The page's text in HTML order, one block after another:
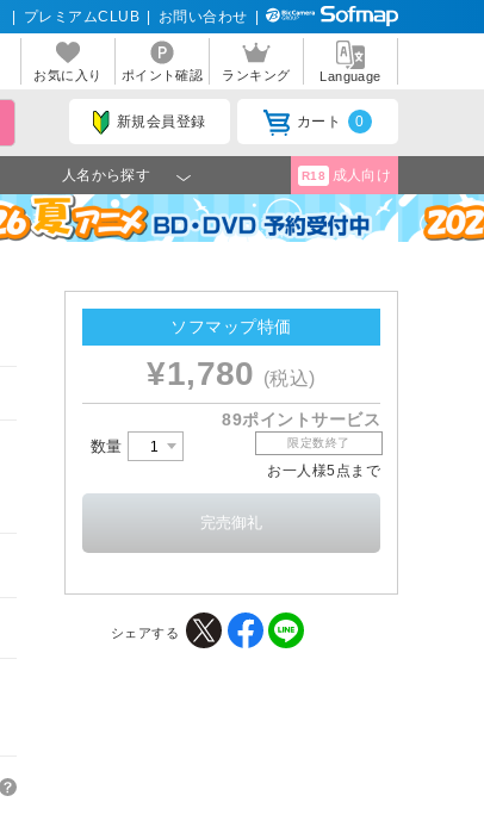
プレミアムCLUB お問い合わせ
お気に入り ポイント確認 ランキング Language
新規会員登録 カート 0
人名から探す R18 成人向け
ソフマップ特価
¥1,780 (税込)
89ポイントサービス
数量 限定数終了
お一人様5点まで
シェアする